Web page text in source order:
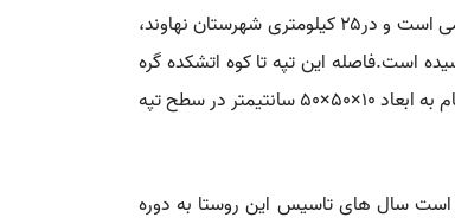
💡 تپه بزرگ شریف‌آباد مربوط به دوران پیش از تاریخ ایران باستان - عمدتا دوره های مس سنگ میانی و جدید، اشکانی و دوران متاخر اسلامی است و در۲۵ کیلومتری شهرستان نهاوند،
به‌عنوان یکی از آثار ملی ایران به ثبت رسیده است.فاصله این تپه تا کوه اتشکده گره
چغا۱/۵ کیلومتر است و ۱۶ تا ۱۷ متر ارتفاع دارد. چند تکه سفال منقوش از سبک گیان ۵ در آن مشاهده شده است و دیواره هایی از خشت خام به ابعاد ۱۰×۵۰×۵۰ سانتیمتر در سطح تپه
اراک واقع است سال های تاسیس این روستا به دوره